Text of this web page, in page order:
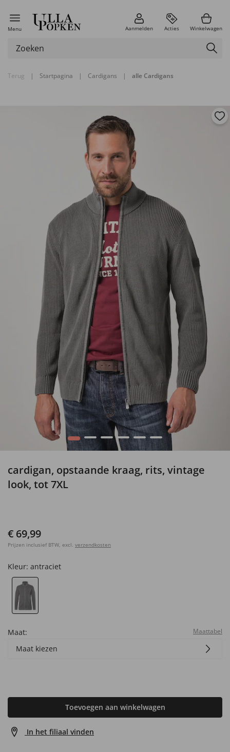
Menu Aanmelden Acties Winkelwagen
Terug | Startpagina | Cardigans | alle Cardigans
1 2 3 4 5 6
cardigan, opstaande kraag, rits, vintage
look, tot 7XL
€ 69,99
Prijzen inclusief BTW, excl. verzendkosten
Kleur: antraciet
Maat: Maattabel
Maat kiezen
Toevoegen aan winkelwagen
In het filiaal vinden